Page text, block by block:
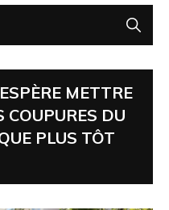
METTRE
COUPURES DU
PLUS TÔT